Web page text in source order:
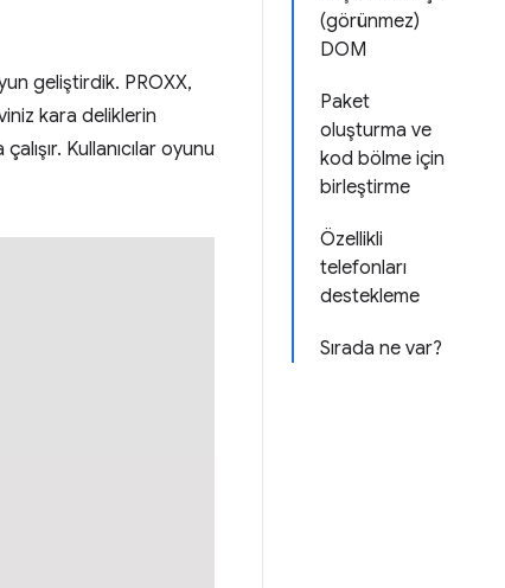
(görünmez)
DOM
Paket
oluşturma ve
kod bölme için
birleştirme
Özellikli
telefonları
destekleme
Sırada ne var?
geliştirdik. PROXX,
kara deliklerin
Kullanıcılar oyunu